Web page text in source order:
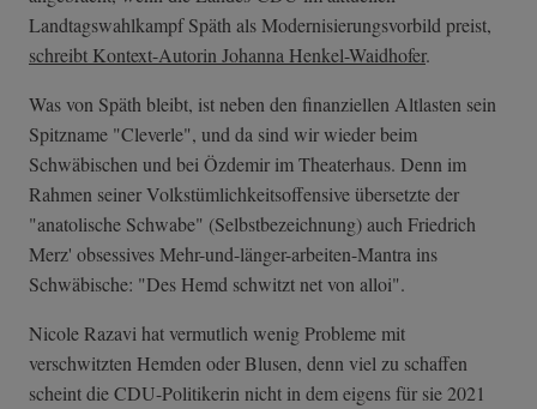
Landtagswahlkampf Späth als Modernisierungsvorbild preist,
schreibt Kontext-Autorin Johanna Henkel-Waidhofer.
Was von Späth bleibt, ist neben den finanziellen Altlasten sein
Spitzname "Cleverle", und da sind wir wieder beim
Schwäbischen und bei Özdemir im Theaterhaus. Denn im
Rahmen seiner Volkstümlichkeitsoffensive übersetzte der
"anatolische Schwabe" (Selbstbezeichnung) auch Friedrich
Merz' obsessives Mehr-und-länger­-arbeiten-Mantr­a ins
Schwäbische: "Des Hemd schwitzt net von alloi".
Nicole Razavi hat vermutlich wenig Probleme mit
verschwitzten Hemden oder Blusen, denn viel zu schaffen
scheint die CDU-Politikerin nicht in dem eigens für sie 2021